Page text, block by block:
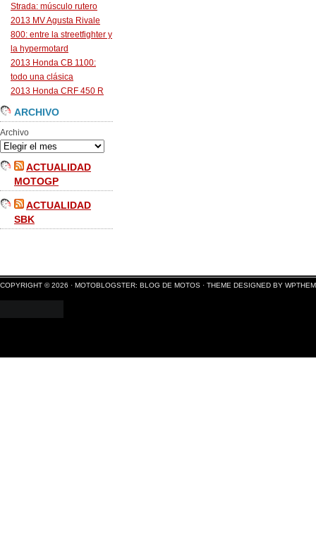
Strada: músculo rutero
2013 MV Agusta Rivale
800: entre la streetfighter y
la hypermotard
2013 Honda CB 1100:
todo una clásica
2013 Honda CRF 450 R
ARCHIVO
Archivo
ACTUALIDAD
MOTOGP
ACTUALIDAD
SBK
COPYRIGHT © 2026 · MOTOBLOGSTER: BLOG DE MOTOS · THEME DESIGNED BY